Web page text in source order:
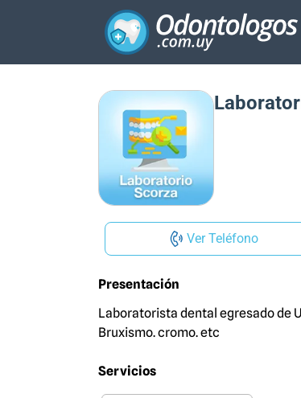
Ver Teléfono
Presentación
Laboratorista dental egresado de
Bruxismo. cromo. etc
Servicios